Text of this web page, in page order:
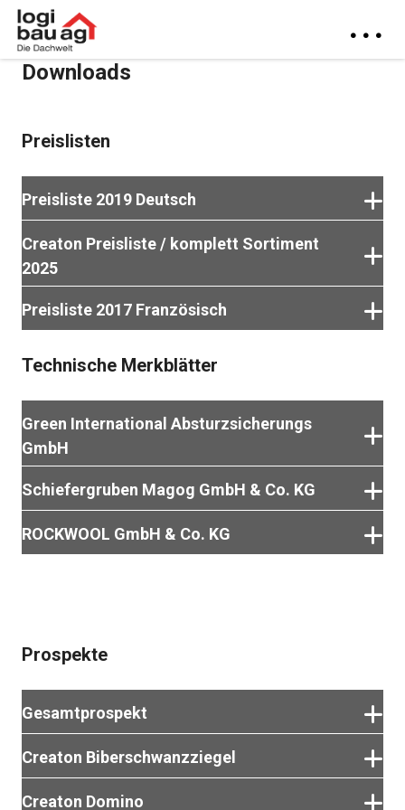
Downloads
Preislisten
Preisliste 2019 Deutsch
Preisliste herunterladen
Creaton Preisliste / komplett Sortiment
2025
Preisliste 2017 Französisch
Technische Merkblätter
Green International Absturzsicherungs
GmbH
Produktkatalog herunterladen
Schiefergruben Magog GmbH & Co. KG
ROCKWOOL GmbH & Co. KG
Sonorock Techn. Datenblatt
Download
Prospekte
Gesamtprospekt
Prospekt herunterladen
Creaton Biberschwanzziegel
Creaton Domino